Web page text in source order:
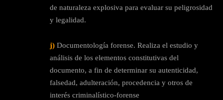
de naturaleza explosiva para evaluar su peligrosidad
y legalidad.
j) Documentología forense. Realiza el estudio y
análisis de los elementos constitutivas del
documento, a fin de determinar su autenticidad,
falsedad, adulteración, procedencia y otros de
interés criminalístico-forense